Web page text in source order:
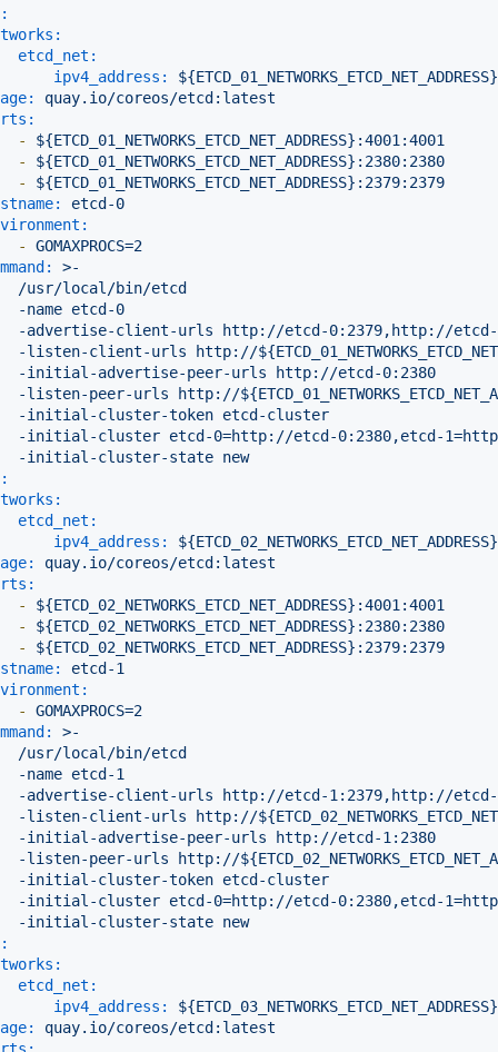
etcd_net:
ipv4_address:
${ETCD_01_NETWORKS_ETCD_NET_ADDRESS}
quay.io/coreos/etcd:latest
-
${ETCD_01_NETWORKS_ETCD_NET_ADDRESS}:4001:4001
-
${ETCD_01_NETWORKS_ETCD_NET_ADDRESS}:2380:2380
-
${ETCD_01_NETWORKS_ETCD_NET_ADDRESS}:2379:2379
etcd-0
-
GOMAXPROCS=2
>-
/usr/local/bin/etcd
-name etcd-0
-advertise-client-urls http://etcd-0:2379,http://
-listen-client-urls http://
-initial-advertise-peer-urls http://etcd-0:2380
-listen-peer-urls http://
-initial-cluster-token etcd-cluster
-initial-cluster etcd-0=http://etcd-0:2380,etcd-
etcd_net:
ipv4_address:
${ETCD_02_NETWORKS_ETCD_NET_ADDRESS}
quay.io/coreos/etcd:latest
-
${ETCD_02_NETWORKS_ETCD_NET_ADDRESS}:4001:4001
-
${ETCD_02_NETWORKS_ETCD_NET_ADDRESS}:2380:2380
-
${ETCD_02_NETWORKS_ETCD_NET_ADDRESS}:2379:2379
etcd-1
-
GOMAXPROCS=2
>-
/usr/local/bin/etcd
-name etcd-1
-advertise-client-urls http://etcd-1:2379,http://
-listen-client-urls http://
-initial-advertise-peer-urls http://etcd-1:2380
-listen-peer-urls http://
-initial-cluster-token etcd-cluster
-initial-cluster etcd-0=http://etcd-0:2380,etcd-
etcd_net:
ipv4_address:
${ETCD_03_NETWORKS_ETCD_NET_ADDRESS}
quay.io/coreos/etcd:latest